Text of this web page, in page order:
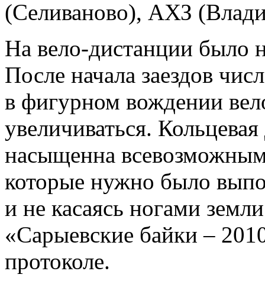
(Селиваново), АХЗ
На вело-дистанции было
После начала заездов
в фигурном вождении
увеличиваться.
насыщенна
которые нужно было
и не касаясь ногами
«Сарыевские байки –
протоколе.